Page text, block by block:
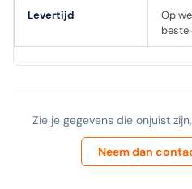
Levertijd
Op
Zie je gegevens die onjuist
Neem dan